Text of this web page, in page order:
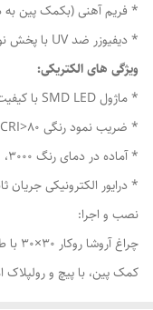
* فریم آهنی (بکمک پین
* دیفیوزر ضد UV با پخش نور یکنواخت و خیرگی پایین از جنس پلی استایرن
ویژگی های الکتریکی:
* ماژول SMD LED با کیفیت با بازده بالا و طول عمر بیش از 30000 ساعت
* ضریب نمود رنگی CRI>80
* آماده در دمای رنگ 3000، 4000، 6500 کلوین
* درایور الکترونیکی جریان ثابت با بازده
نصب و اجرا:
کمک پین، با پیچ و